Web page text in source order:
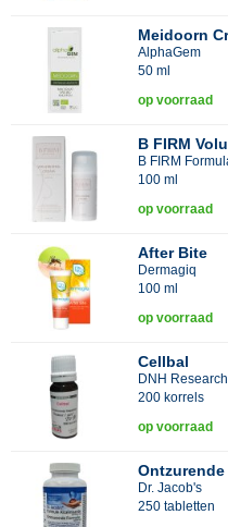
Meidoorn
AlphaGem
50 ml
op voorraad
B FIRM
B FIRM
100 ml
op voorraad
After Bite
Dermagiq
100 ml
op voorraad
Cellbal
DNH Research
200 korrels
op voorraad
Dr. Jacob's
250 tabletten